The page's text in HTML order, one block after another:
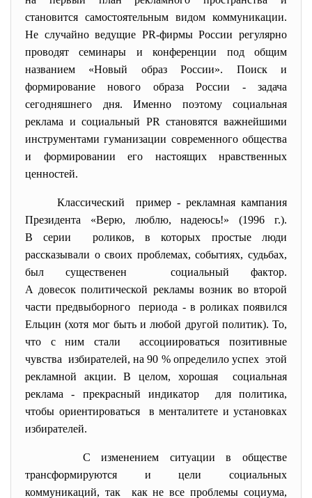
становится самостоятельным видом коммуникации.
Не случайно ведущие PR-фирмы России регулярно
проводят семинары и конференции под общим
названием «Новый образ России». Поиск и
формирование нового образа России - задача
сегодняшнего дня. Именно поэтому социальная
реклама и социальный PR становятся важнейшими
инструментами гуманизации современного общества
и формировании его настоящих нравственных
ценностей.
Классический пример - рекламная кампания
Президента «Верю, люблю, надеюсь!» (1996 г.).
В серии роликов, в которых простые люди
рассказывали о своих проблемах, событиях, судьбах,
был существенен социальный фактор.
А довесок политической рекламы возник во второй
части предвыборного периода - в роликах появился
Ельцин (хотя мог быть и любой другой политик). То,
что с ним стали ассоциироваться позитивные
чувства избирателей, на 90 % определило успех этой
рекламной акции. В целом, хорошая социальная
реклама - прекрасный индикатор для политика,
чтобы ориентироваться в менталитете и установках
избирателей.
С изменением ситуации в обществе
трансформируются и цели социальных
коммуникаций, так как не все проблемы социума,